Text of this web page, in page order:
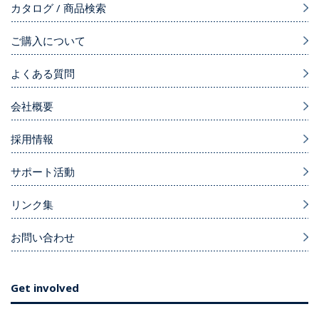
カタログ / 商品検索
ご購入について
よくある質問
会社概要
採用情報
サポート活動
リンク集
お問い合わせ
Get involved